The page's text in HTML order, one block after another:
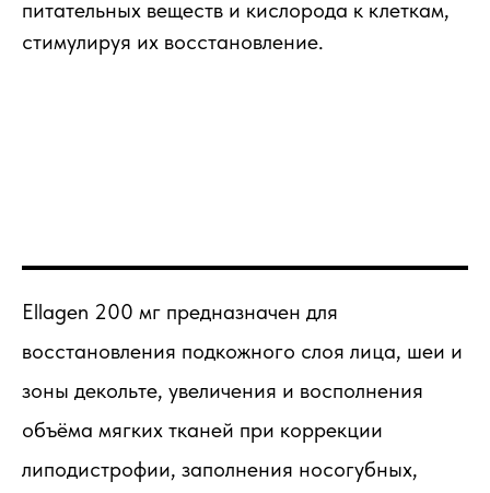
питательных веществ и кислорода к клеткам,
стимулируя их восстановление.
Ellagen 200 мг предназначен для
восстановления подкожного слоя лица, шеи и
зоны декольте, увеличения и восполнения
объёма мягких тканей при коррекции
липодистрофии, заполнения носогубных,